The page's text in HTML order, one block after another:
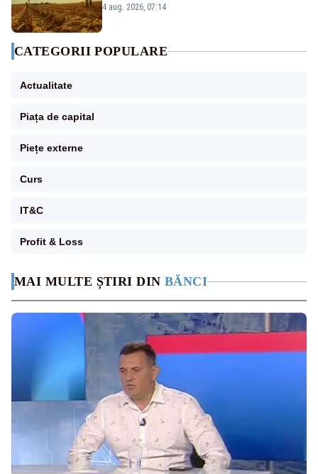
MAI MULTE ȘTIRI DIN BĂNCI
zile
4 aug. 2026, 07:14
CATEGORII POPULARE
Actualitate
Piața de capital
Piețe externe
Curs
IT&C
Profit & Loss